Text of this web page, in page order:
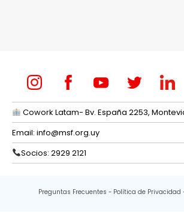
Cowork Latam- Bv. España 2253,
Email: info@msf.org.uy
Socios: 2929 2121
Preguntas Frecuentes Política de Privacidad